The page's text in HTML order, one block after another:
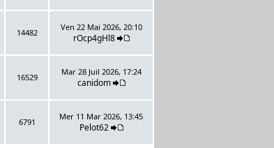
14482
Ven 22 Mai 2026, 20:10
rOcp4gHl8
16529
Mar 28 Juil 2026, 17:24
canidom
6791
Mer 11 Mar 2026, 13:45
Pelot62